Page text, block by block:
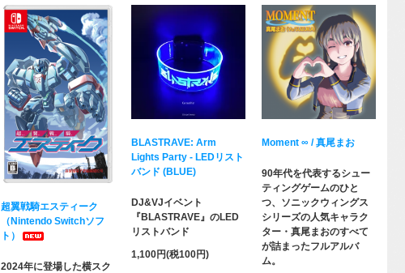
超翼戦騎エスティーク
（Nintendo Switchソフ
ト）
2024年に登場した横スク
BLASTRAVE: Arm
Lights Party - LEDリスト
バンド (BLUE)
DJ&VJイベント
『BLASTRAVE』のLED
リストバンド
1,100円(税100円)
Moment ∞ / 真尾まお
90年代を代表するシュー
ティングゲームのひと
つ、ソニックウィングス
シリーズの人気キャラク
ター・真尾まおのすべて
が詰まったフルアルバ
ム。